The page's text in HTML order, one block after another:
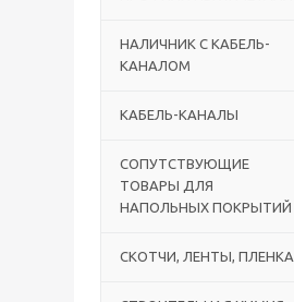
НАЛИЧНИК С КАБЕЛЬ-
КАНАЛОМ
КАБЕЛЬ-КАНАЛЫ
СОПУТСТВУЮЩИЕ
ТОВАРЫ ДЛЯ
НАПОЛЬНЫХ ПОКРЫТИЙ
СКОТЧИ, ЛЕНТЫ, ПЛЕНКА